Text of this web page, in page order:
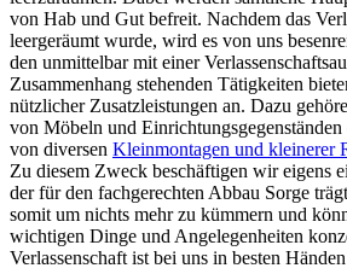
von Hab und Gut befreit. Nachdem das
leergeräumt wurde, wird es von uns
den unmittelbar mit einer
Zusammenhang stehenden Tätigkeiten
nützlicher Zusatzleistungen an. Dazu
von Möbeln und
von diversen Kleinmontagen und kleinerer
Zu diesem Zweck beschäftigen wir eigens
der für den fachgerechten Abbau Sorge
somit um nichts mehr zu kümmern und
wichtigen Dinge und Angelegenheiten
Verlassenschaft ist bei uns in besten